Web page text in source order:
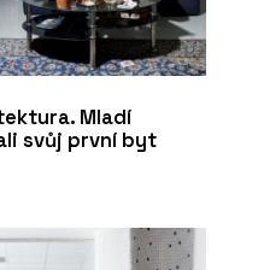
Mladí
svůj první byt